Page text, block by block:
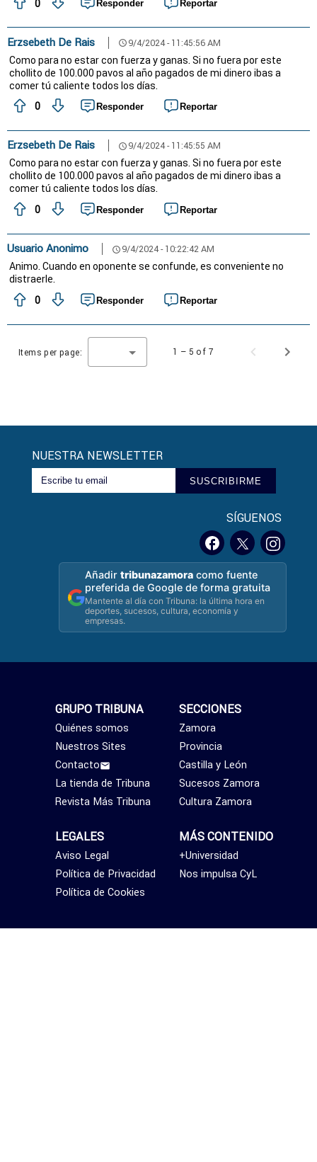
0 Responder Reportar
Erzsebeth De Rais schedule 9/4/2024 - 11:45:56 AM
Como para no estar con fuerza y ganas. Si no fuera por este
chollito de 100.000 pavos al año pagados de mi dinero ibas a
comer tú caliente todos los días.
0
Responder Reportar
Erzsebeth De Rais schedule 9/4/2024 - 11:45:55 AM
Como para no estar con fuerza y ganas. Si no fuera por este
chollito de 100.000 pavos al año pagados de mi dinero ibas a
comer tú caliente todos los días.
0
Responder Reportar
Usuario Anonimo schedule 9/4/2024 - 10:22:42 AM
Animo. Cuando en oponente se confunde, es conveniente no
distraerle.
0
Responder Reportar
Items per page: 1 – 5 of 7
NUESTRA NEWSLETTER
SUSCRIBIRME
SÍGUENOS
Añadirtribunazamora como fuente
preferida de Google de forma gratuita
Mantente al día con Tribuna: la última hora en
deportes, sucesos, cultura, economía y
empresas.
SECCIONES
Zamora
Provincia
Castilla y León
Sucesos Zamora
Cultura Zamora
MÁS CONTENIDO
+Universidad
Nos impulsa CyL
GRUPO TRIBUNA
Quiénes somos
Nuestros Sites
Contacto
La tienda de Tribuna
Revista Más Tribuna
LEGALES
Aviso Legal
Política de Privacidad
Política de Cookies